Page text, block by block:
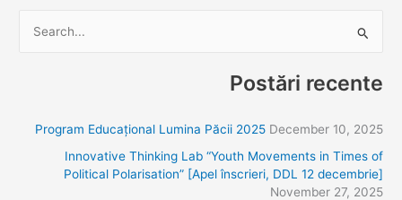
Postări recente
Program Educațional Lumina Păcii 2025 December 10, 2025
Innovative Thinking Lab “Youth Movements in Times of
Political Polarisation” [Apel înscrieri, DDL 12 decembrie]
November 27, 2025